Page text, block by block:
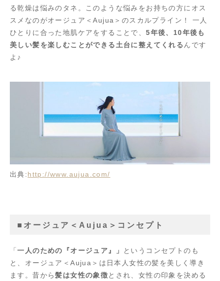
る乾燥は悩みのタネ。このような悩みをお持ちの方にオス
スメなのがオージュア＜Aujua＞のスカルプライン！ 一人
ひとりに合った地肌ケアをすることで、5年後、10年後も
美しい髪を楽しむことができる土台に整えてくれる んです
よ♪
出典:http://www.aujua.com/
■オージュア＜Aujua＞コンセプト
「一人のための『オージュア』」
というコンセプトのも
と、オージュア＜Aujua＞は日本人女性の髪を美しく導き
ます。昔から髪は女性の象徴とされ、女性の印象を決める